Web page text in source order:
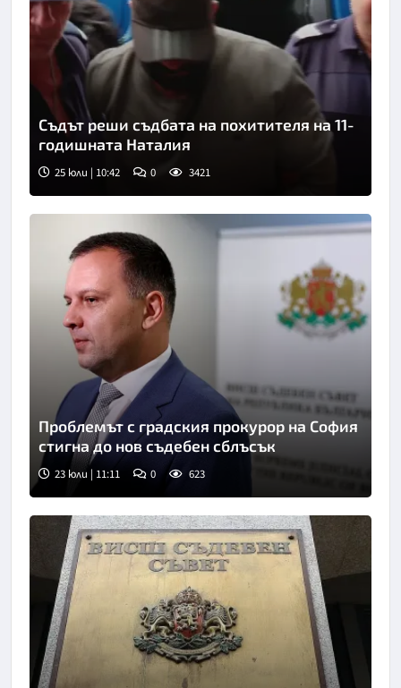
Съдът реши съдбата на похитителя на 11-
годишната Наталия
25 юли | 10:42 0 3421
Снимка: БТА
Проблемът с градския прокурор на София
стигна до нов съдебен сблъсък
23 юли | 11:11 0 623